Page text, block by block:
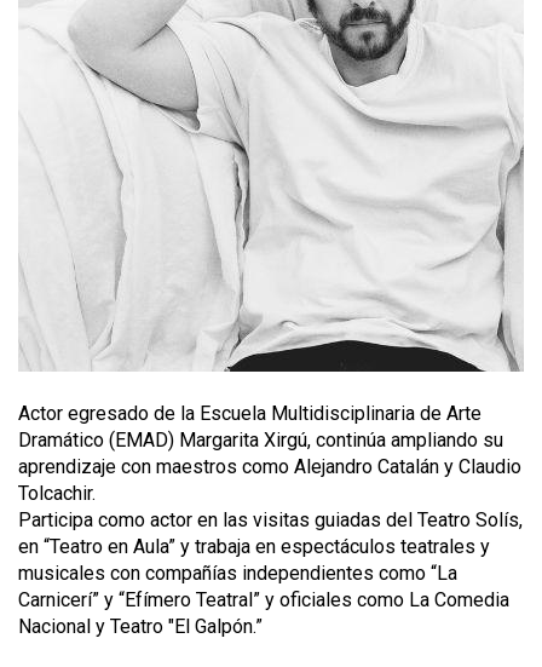
Actor egresado de la Escuela Multidisciplinaria de Arte
Dramático (EMAD) Margarita Xirgú, continúa ampliando su
aprendizaje con maestros como Alejandro Catalán y Claudio
Tolcachir.
Participa como actor en las visitas guiadas del Teatro Solís,
en “Teatro en Aula” y trabaja en espectáculos teatrales y
musicales con compañías independientes como “La
Carnicerí” y “Efímero Teatral” y oficiales como La Comedia
Nacional y Teatro "El Galpón.”